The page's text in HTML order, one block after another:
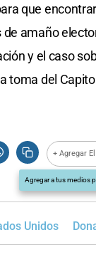
que
amaño
y el caso
toma del
+ Agregar
Agregar a tus medios
Unidos